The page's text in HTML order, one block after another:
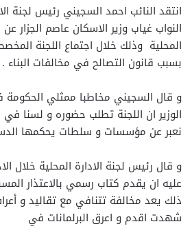
انتقد النائب احمد السجيني رئيس لجنة
النواب غياب وزير الاسكان عاصم الجزار عن
المحلية وذلك خلال اجتماع اللجنة
بسبب قانون التصالح في مخالفات البناء .
و قال السجيني مخاطبا ممثلي الحكومة
الوزير ان اللجنة تطلب حضوره و لسنا
نعبر عن مؤسسات و سلطات يحكمها
و قال رئيس لجنة الادارة المحلية خلال
عليه ان يقدم كتاب رسمي بالاعتذار
ذلك يعد مخالفة تتنافي مع تقاليد و
شهدت اقدم و اعرق البرلمانات في